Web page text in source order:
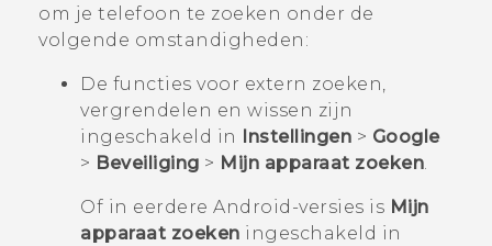
Aanmelden
om je telefoon te zoeken onder de
volgende omstandigheden:
De functies voor extern zoeken,
vergrendelen en wissen zijn
ingeschakeld in
Instellingen > Google
> Beveiliging > Mijn apparaat zoeken.
Of in eerdere Android -versies is Mijn
apparaat zoeken ingeschakeld in